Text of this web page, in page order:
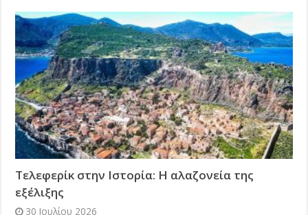
Τελεφερίκ στην Ιστορία: Η αλαζονεία της
εξέλιξης
30 Ιουλίου 2026